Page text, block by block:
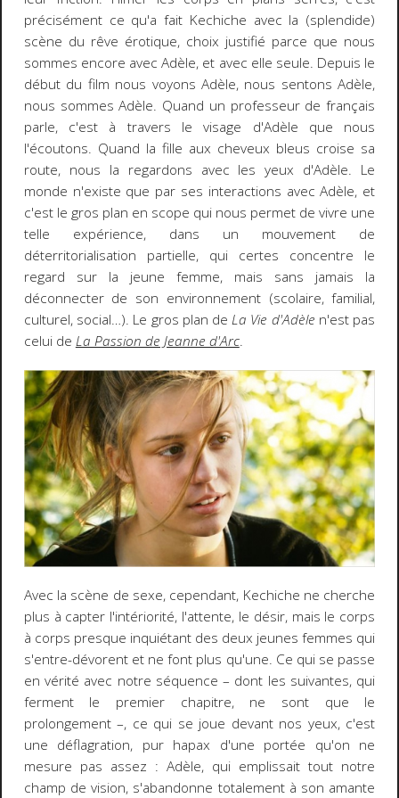
précisément ce qu'a fait Kechiche avec la (splendide)
scène du rêve érotique, choix justifié parce que nous
sommes encore avec Adèle, et avec elle seule. Depuis le
début du film nous voyons Adèle, nous sentons Adèle,
nous sommes Adèle. Quand un professeur de français
parle, c'est à travers le visage d'Adèle que nous
l'écoutons. Quand la fille aux cheveux bleus croise sa
route, nous la regardons avec les yeux d'Adèle. Le
monde n'existe que par ses interactions avec Adèle, et
c'est le gros plan en scope qui nous permet de vivre une
telle expérience, dans un mouvement de
déterritorialisation partielle, qui certes concentre le
regard sur la jeune femme, mais sans jamais la
déconnecter de son environnement (scolaire, familial,
culturel, social…). Le gros plan deLa Vie d'Adèle n'est pas
celui de La Passion de Jeanne d'Arc.
Avec la scène de sexe, cependant, Kechiche ne cherche
plus à capter l'intériorité, l'attente, le désir, mais le corps
à corps presque inquiétant des deux jeunes femmes qui
s'entre-dévorent et ne font plus qu'une. Ce qui se passe
en vérité avec notre séquence – dont les suivantes, qui
ferment le premier chapitre, ne sont que le
prolongement –, ce qui se joue devant nos yeux, c'est
une déflagration, pur hapax d'une portée qu'on ne
mesure pas assez : Adèle, qui emplissait tout notre
champ de vision, s'abandonne totalement à son amante